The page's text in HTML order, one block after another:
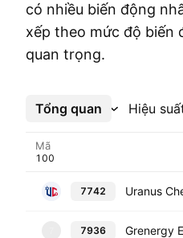
có nhiều biến động
xếp theo mức độ biến
quan trọng.
Tổng quan Hiệu
Xem thêm
Mã
7742 Uranus
7936 Grenergy